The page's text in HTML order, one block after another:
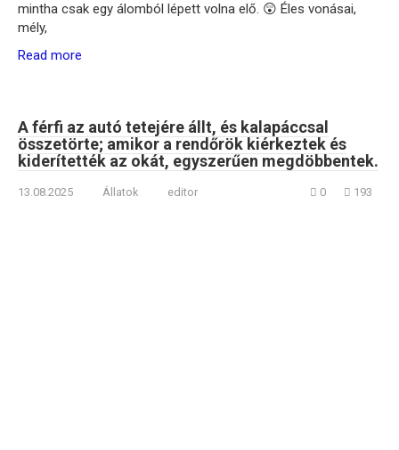
mintha csak egy álomból lépett volna elő. 😲 Éles vonásai,
mély,
Read more
A férfi az autó tetejére állt, és kalapáccsal
összetörte; amikor a rendőrök kiérkeztek és
kiderítették az okát, egyszerűen megdöbbentek.
13.08.2025 Állatok editor 0 193